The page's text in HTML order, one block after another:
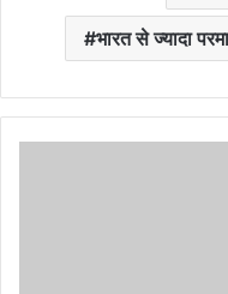
भारत से ज्यादा